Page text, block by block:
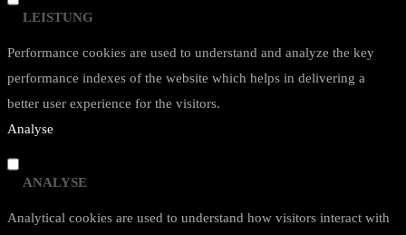
LEISTUNG
Performance cookies are used to understand and analyze the key
performance indexes of the website which helps in delivering a
better user experience for the visitors.
Analyse
ANALYSE
Analytical cookies are used to understand how visitors interact with